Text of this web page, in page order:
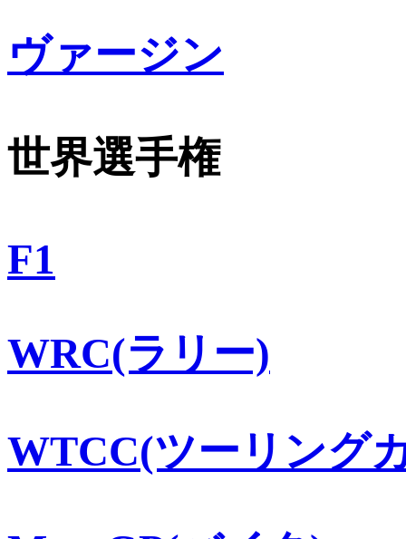
ヴァージン
世界選手権
F1
WRC(ラリー)
WTCC(ツーリング